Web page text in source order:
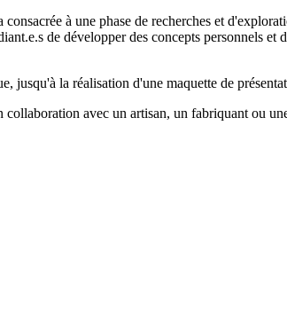
à une phase de recherches et
de développer des concepts personnels
jusqu'à la réalisation d'une maquette de
avec un artisan, un fabriquant ou